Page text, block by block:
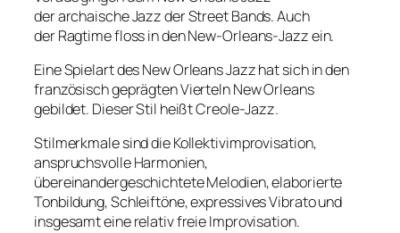
der archaische Jazz der Street Bands. Auch
der Ragtime floss in den New-Orleans-Jazz ein.
Eine Spielart des New Orleans Jazz hat sich in den
französisch geprägten Vierteln New Orleans
gebildet. Dieser Stil heißt Creole-Jazz.
Stilmerkmale sind die Kollektivimprovisation,
anspruchsvolle Harmonien,
übereinandergeschichtete Melodien, elaborierte
Tonbildung, Schleiftöne, expressives Vibrato und
insgesamt eine relativ freie Improvisation.